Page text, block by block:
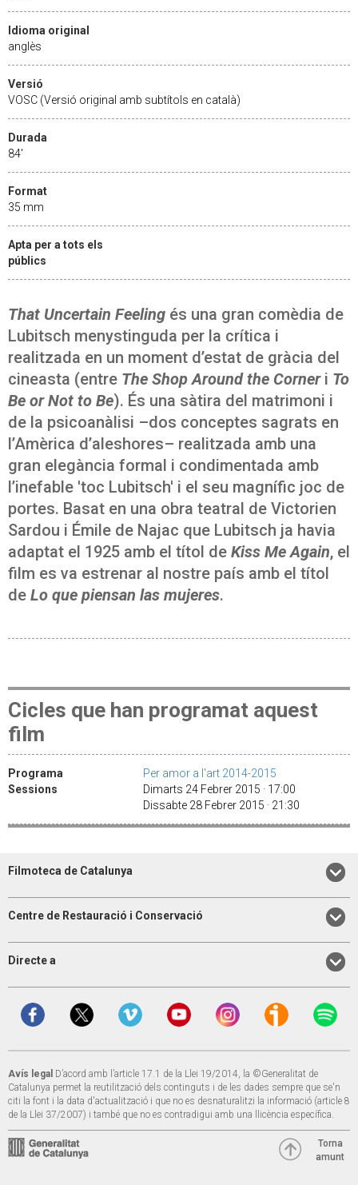
Idioma original
anglès
Versió
VOSC (Versió original amb subtítols en català)
Durada
84'
Format
35 mm
Apta per a tots els
públics
That Uncertain Feeling és una gran comèdia de
Lubitsch menystinguda per la crítica i
realitzada en un moment d’estat de gràcia del
cineasta (entre The Shop Around the Corneri To
Be or Not to Be). És una sàtira del matrimoni i
de la psicoanàlisi –dos conceptes sagrats en
l’Amèrica d’aleshores– realitzada amb una
gran elegància formal i condimentada amb
l’inefable 'toc Lubitsch' i el seu magnífic joc de
portes. Basat en una obra teatral de Victorien
Sardou i Émile de Najac que Lubitsch ja havia
adaptat el 1925 amb el títol de Kiss Me Again, el
film es va estrenar al nostre país amb el títol
de Lo que piensan las mujeres.
Cicles que han programat aquest
film
Programa
Per amor a l'art 2014-2015
Sessions
Dimarts 24 Febrer 2015 · 17:00
Dissabte 28 Febrer 2015 · 21:30
Filmoteca de Catalunya
Centre de Restauració i Conservació
Directe a
Avís legal D’acord amb l’article 17.1 de la Llei 19/2014, la ©Generalitat de
Catalunya permet la reutilització dels continguts i de les dades sempre que se'n
citi la font i la data d'actualització i que no es desnaturalitzi la informació (article 8
de la Llei 37/2007) i també que no es contradigui amb una llicència específica.
Torna
amunt